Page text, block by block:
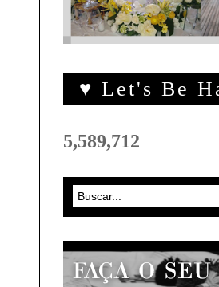
♥ Let's Be
5,589,712